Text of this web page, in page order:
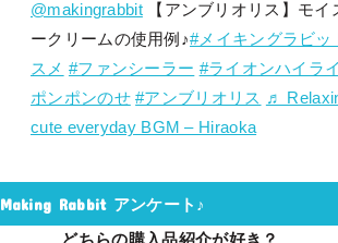
@makingrabbit【アンブリオリス】モイ
ークリームの使用例♪#メイキングラビッ
スメ #ファンシーラー #ライオンハイラ
ポンポンのせ #アンブリオリス ♬
cute everyday BGM – Hiraoka
Making Rabbit アンケート♪